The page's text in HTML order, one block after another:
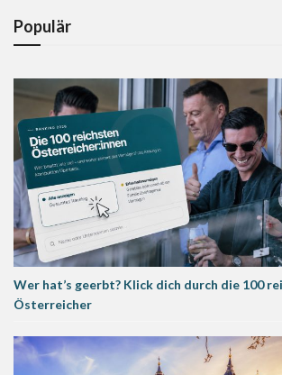
Populär
Wer hat’s geerbt? Klick dich durch die 100
Österreicher